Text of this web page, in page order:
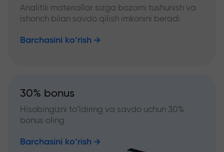
Analitik materiallar sizga bozorni tushunish va
ishonch bilan savdo qilish imkonini beradi
Barchasini ko‘rish
30% bonus
Hisobingizni to‘ldiring va savdo uchun 30%
bonus oling
Barchasini ko‘rish